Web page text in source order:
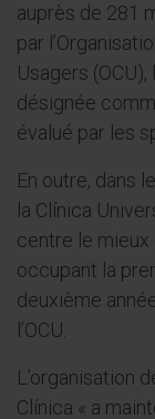
auprès de 281
par
Usagers
désignée
évalué par les
En outre, dans
la Clínica
centre le mieux
occupant la
deuxième
l’OCU.
L’organisation
Clínica « a